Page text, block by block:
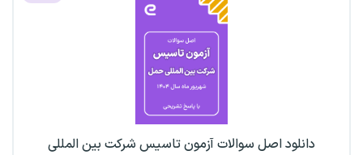
دانلود اصل سوالات آزمون تاسیس شرکت بین المللی